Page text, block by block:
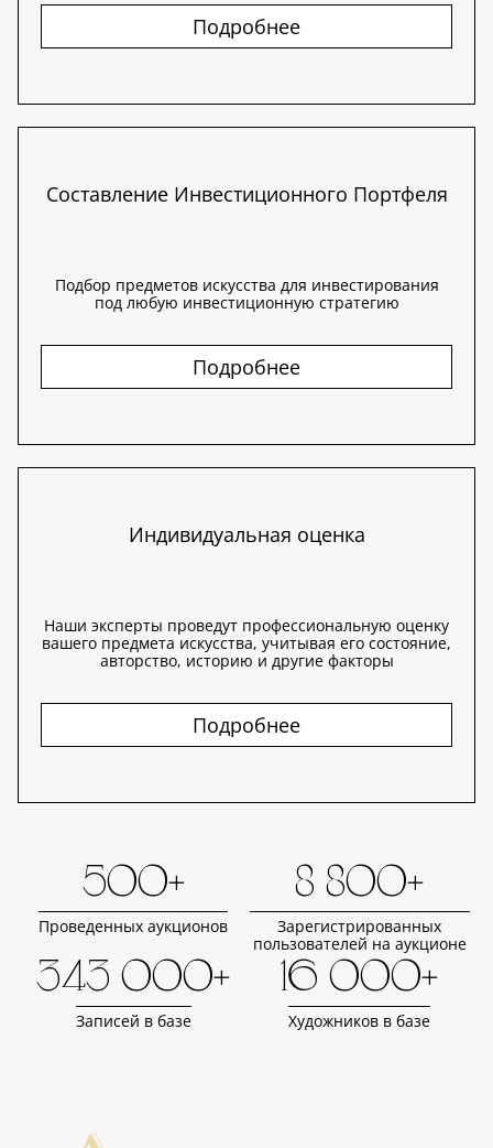
Подробнее
Составление Инвестиционного Портфеля
Подбор предметов искусства для инвестирования
под любую инвестиционную стратегию
Подробнее
Индивидуальная оценка
Наши эксперты проведут профессиональную оценку
вашего предмета искусства, учитывая его состояние,
авторство, историю и другие факторы
Подробнее
500+
Проведенных аукционов
8 800+
Зарегистрированных
пользователей на аукционе
343 000+
Записей в базе
16 000+
Художников в базе